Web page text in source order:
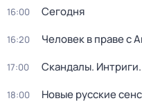
16:00 Сегодня
16:20 Человек в праве с
17:00 Скандалы.
18:00 Новые русские